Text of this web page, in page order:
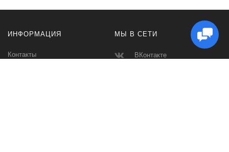
ИНФОРМАЦИЯ
Контакты
МЫ В СЕТИ
ВКонтакте